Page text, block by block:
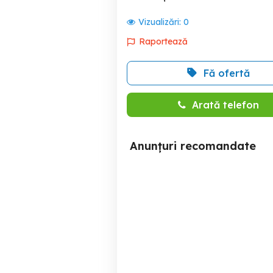
Vizualizări: 0
Raportează
Fă ofertă
Arată telefon
Anunțuri recomandate